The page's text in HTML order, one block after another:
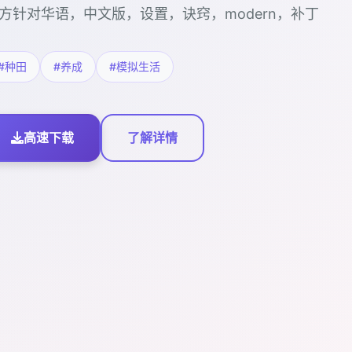
针对华语，中文版，设置，诀窍，modern，补丁
种田 #养成 #模拟生活
高速下载 了解详情